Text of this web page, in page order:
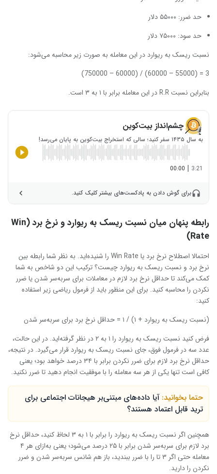
حد ضرر: ۵۵۰۰۰ دلار
حد سود: ۷۵۰۰۰ دلار
نسبت ریسک به ریوارد در این معامله به صورت زیر محاسبه می‌شود:
3 = (55000 – 60000) / (60000 – 750000)
بنابراین نسبت R.R در این معامله برابر با ۱ به ۳ است.
چشم‌انداز بیت‌کوین
به سال ۱۴۳۵ سفر کنید؛ سالی که استخراج بیت‌کوین به پایان می‌رسد!
3:21
|
00:00
برای گوش دادن به پادکست‌های بیشتر کلیک کنید.
رابطه پنهان میان نسبت ریسک به ریوارد و نرخ برد (Win
Rate)
احتمالا اصطلاح نرخ برد یا Win Rate را شنیده‌اید. به نظر شما رابطه بین
نرخ برد و نسبت ریسک به ریوارد چیست؟ ترکیب این دو شاخص به شما
کمک می‌کند تا حداقل نرخ برد لازم در معاملات برای سربه‌سر شدن یا ضرر
نکردن را محاسبه کنید. برای این منظور باید از فرمول ریاضی زیر استفاده
کنید:
(نسبت ریسک به ریوارد + ۱) / ۱ = حداقل نرخ برد برای سربه‌سر شدن
فرض کنید نسبت ریسک به ریوارد را ۱ به ۲ در نظر گرفته‌اید. در این حالت،
عدد سه در فرمول فوق، جای نسبت ریسک به ریوارد قرار می‌گیرد. در نتیجه،
حداقل نرخ برد لازم برای ضرر نکردن برابر با ۳۴ درصد خواهد بود؛ یعنی
کافی است تنها یکی از هر سه معامله را با موفقیت انجام دهید تا ضرر نکنید.
حتما بخوانید: آیا داده‌های مبتنی‌بر هیجانات اجتماعی برای
ترید قابل اعتماد هستند؟
همچنین اگر نسبت ریسک به ریوارد را برابر با ۱ به ۳ لحاظ کنید، حداقل نرخ
برد لازم برای سربه‌سر شدن برابر با ۲۵ درصد می‌شود؛ یعنی به‌ازای هر ۴
معامله حتی اگر ۳ تا را با ضرر ببندید، باز هم شانس سربه‌سر شدن و ضرر
نکردن را دارید.